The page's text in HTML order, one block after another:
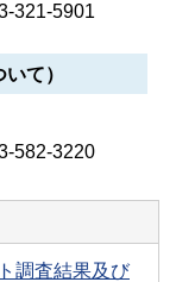
321-5901
て）
582-3220
調査結果及び